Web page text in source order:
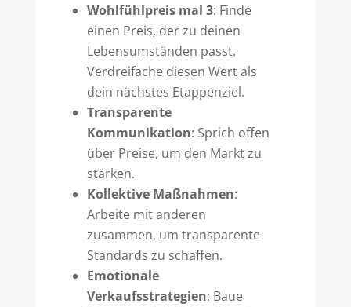
Wohlfühlpreis mal 3: Finde
einen Preis, der zu deinen
Lebensumständen passt.
Verdreifache diesen Wert als
dein nächstes Etappenziel.
Transparente
Kommunikation: Sprich offen
über Preise, um den Markt zu
stärken.
Kollektive Maßnahmen:
Arbeite mit anderen
zusammen, um transparente
Standards zu schaffen.
Emotionale
Verkaufsstrategien: Baue